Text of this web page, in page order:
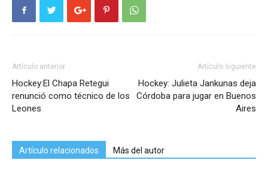
Artículo anterior
Hockey:El Chapa Retegui
renunció como técnico de los
Leones
Artículo siguiente
Hockey: Julieta Jankunas deja
Córdoba para jugar en Buenos
Aires
Artículo relacionados Más del autor